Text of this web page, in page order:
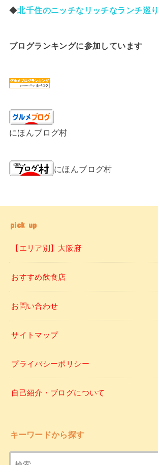
◆北千住のニッチなリッチなランチ巡り
ブログランキングに参加しています
にほんブログ村
にほんブログ村
pick up
【エリア別】大阪府
おすすめ飲食店
お問い合わせ
サイトマップ
プライバシーポリシー
自己紹介・ブログについて
キーワードから探す